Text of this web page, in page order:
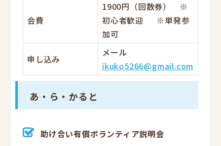
会費
1900円（回数券） ※
初心者歓迎 ※単発参
加可
申し込み
メール
ikuko5266@gmail.com
あ・ら・かると
助け合い有償ボランティア説明会